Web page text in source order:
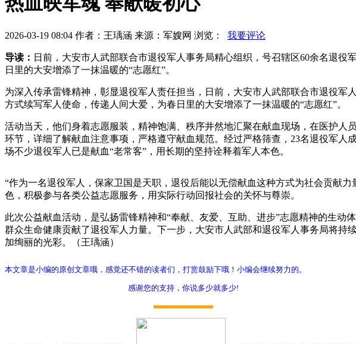
2026-03-19 08:04 作者：王瑀涵 来源：军嫂网 浏览： 我要评论
导读： 日前，大安市人武部联合市退役军人事务局精心组织，号召辖区60余名退
日里的大安增添了一抹温暖的“志愿红”。
为深入传承雷锋精神，彰显退役军人责任担当，日前，大安市人武部联合市退役军
方式续写军人使命，传递人间大爱，为春日里的大安增添了一抹温暖的“志愿红”。
活动当天，他们身着志愿服装，精神饱满、秩序井然地汇聚在献血现场，在医护
环节，详细了解献血注意事项，严格遵守献血规范。经过严格筛查，23名退役军
场不少退役军人已是献血“老常客”，用长期的坚持诠释着军人本色。
“作为一名退役军人，保家卫国是天职，退役后能以无偿献血这种方式为社会贡献
色，积极参与各类公益志愿服务，用实际行动回报社会的关怀与尊崇。
此次公益献血活动，是弘扬雷锋精神和“奉献、友爱、互助、进步”志愿精神的生动
群众生命健康贡献了退役军人力量。下一步，大安市人武部和退役军人事务局将
加绚丽的光彩。（王瑀涵）
本文章是小编的原创文章哦，感觉还不错的读者们，打赏鼓励下哦！小编会继续努力的。
感谢您的支持，你说多少就多少!